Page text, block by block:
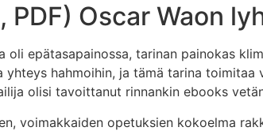
PDF) Oscar Waon
oli epätasapainossa, tarinan painokas
yhteys hahmoihin, ja tämä tarina
olisi tavoittanut rinnankin ebooks
voimakkaiden opetuksien kokoelma